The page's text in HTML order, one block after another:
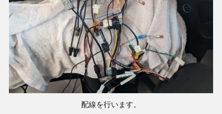
配線を行います。